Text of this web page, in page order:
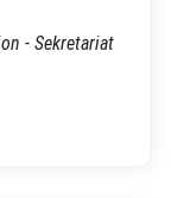
- Sekretariat